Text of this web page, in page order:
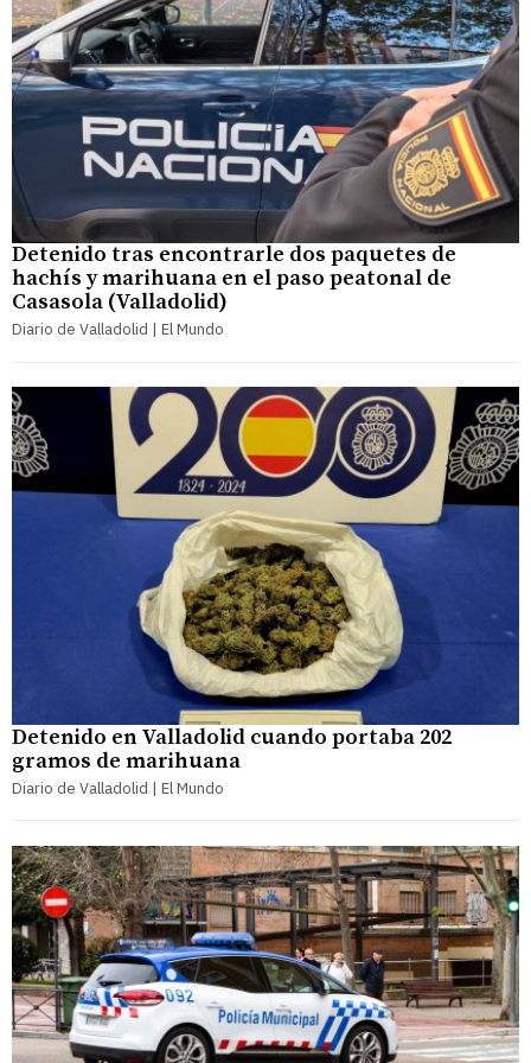
Detenido tras encontrarle dos paquetes de
hachís y marihuana en el paso peatonal de
Casasola (Valladolid)
Diario de Valladolid | El Mundo
Detenido en Valladolid cuando portaba 202
gramos de marihuana
Diario de Valladolid | El Mundo